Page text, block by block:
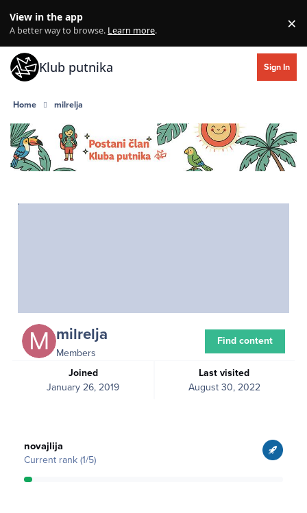
View in the app
A better way to browse. Learn more. ×
Klub putnika Sign In
Home milrelja
milrelja
Members
Joined
January 26, 2019
Last visited
August 30, 2022
Find content
novajlija
Current rank (1/5)